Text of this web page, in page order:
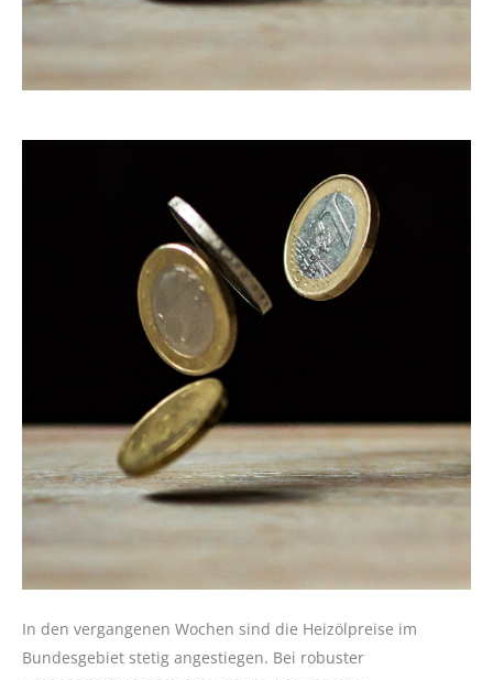
In den vergangenen Wochen sind die Heizölpreise im
Bundesgebiet stetig angestiegen. Bei robuster